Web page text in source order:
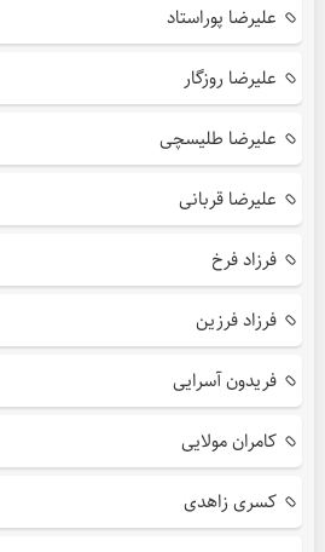
علیرضا پوراستاد
علیرضا روزگار
علیرضا طلیسچی
علیرضا قربانی
فرزاد فرخ
فرزاد فرزین
فریدون آسرایی
کامران مولایی
کسری زاهدی